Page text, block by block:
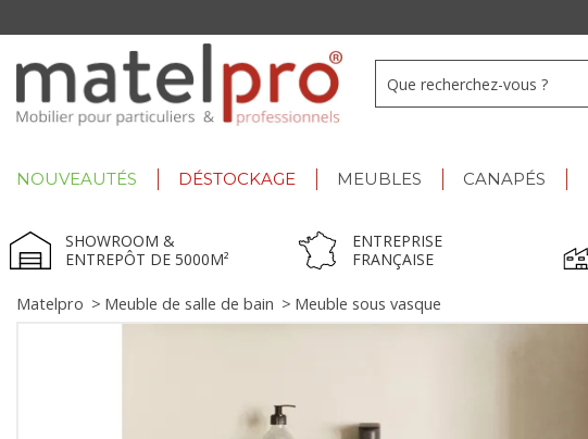
NOUVEAUTÉS DÉSTOCKAGE MEUBLES CANAPÉS
SHOWROOM &
ENTREPÔT DE 5000M²
ENTREPRISE
FRANÇAISE
Matelpro > Meuble de salle de bain > Meuble sous vasque